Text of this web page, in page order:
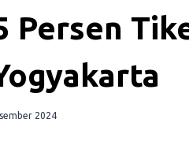
Persen
2024